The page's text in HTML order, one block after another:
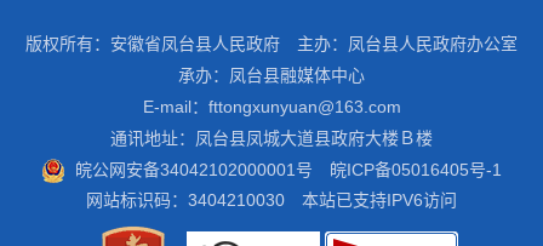
版权所有：安徽省凤台县人民政府
主办：凤台县人民政府办公室
承办：凤台县融媒体中心
E-mail：fttongxunyuan@163.com
通讯地址：凤台县凤城大道县政府大楼Ｂ楼
皖公网安备34042102000001号
皖ICP备05016405号-1
网站标识码：3404210030
本站已支持IPV6访问